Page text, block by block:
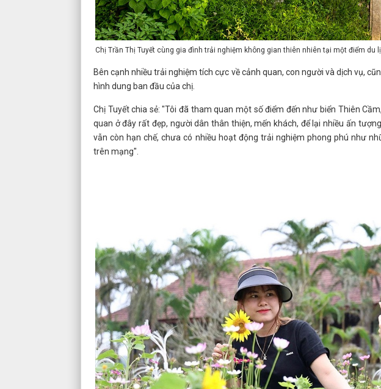
Chị Trần Thị Tuyết cùng gia đình trải nghiệm không gian thiên nhiên tại một điểm du
Bên cạnh nhiều trải nghiệm tích cực về cảnh quan, con người và dịch vụ,
hình dung ban đầu của chị.
Chị Tuyết chia sẻ: "Tôi đã tham quan một số điểm đến như biển Thiên
quan ở đây rất đẹp, người dân thân thiện, mến khách, để lại nhiều ấn
vẫn còn hạn chế, chưa có nhiều hoạt động trải nghiệm phong phú như
trên mạng".